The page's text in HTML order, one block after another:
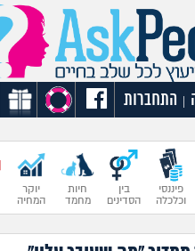
התחברות
פיננסי
וכלכלה
בין
הסדינים
חיות
מחמד
יוקר
המחיה